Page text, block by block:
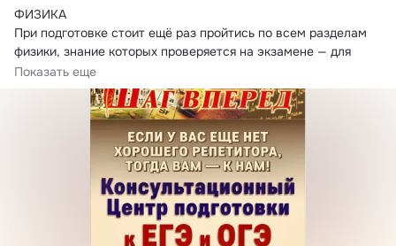
ФИЗИКА
При подготовке стоит ещё раз пройтись по всем разделам
физики, знание которых проверяется на экзамене — для
этого можно использовать...
Показать еще